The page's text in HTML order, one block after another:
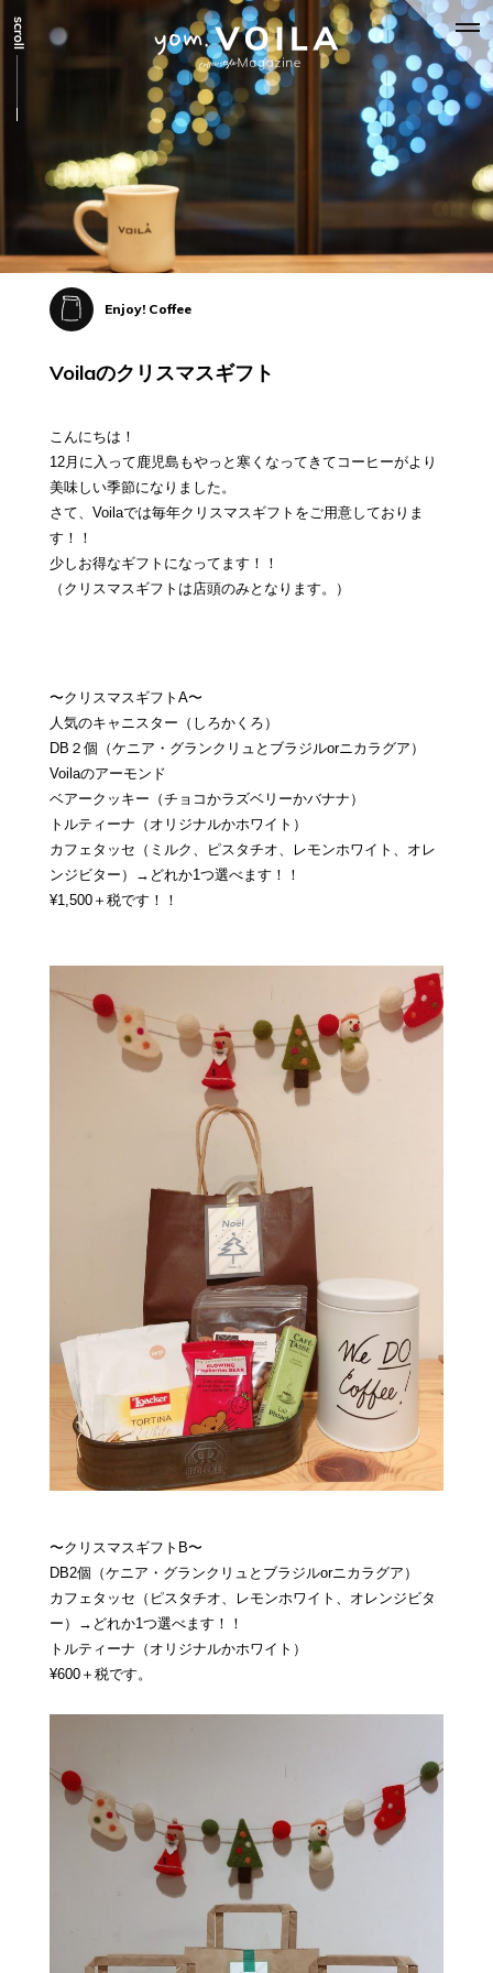
Enjoy! Coffee
Voilaのクリスマスギフト
こんにちは！
12月に入って鹿児島もやっと寒くなってきてコーヒーがより
美味しい季節になりました。
さて、Voilaでは毎年クリスマスギフトをご用意しておりま
す！！
少しお得なギフトになってます！！
（クリスマスギフトは店頭のみとなります。）
〜クリスマスギフトA〜
人気のキャニスター（しろかくろ）
DB２個（ケニア・グランクリュとブラジルorニカラグア）
Voilaのアーモンド
ベアークッキー（チョコかラズベリーかバナナ）
トルティーナ（オリジナルかホワイト）
カフェタッセ（ミルク、ピスタチオ、レモンホワイト、オレ
ンジビター）→どれか1つ選べます！！
¥1,500＋税です！！
〜クリスマスギフトB〜
DB2個（ケニア・グランクリュとブラジルorニカラグア）
カフェタッセ（ピスタチオ、レモンホワイト、オレンジビタ
ー）→どれか1つ選べます！！
トルティーナ（オリジナルかホワイト）
¥600＋税です。